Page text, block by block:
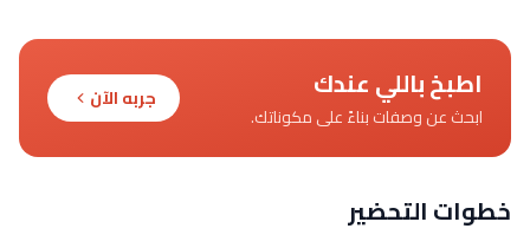
اطبخ باللي عندك
ابحث عن وصفات بناءً على مكوناتك.
جربه الآن
خطوات التحضير